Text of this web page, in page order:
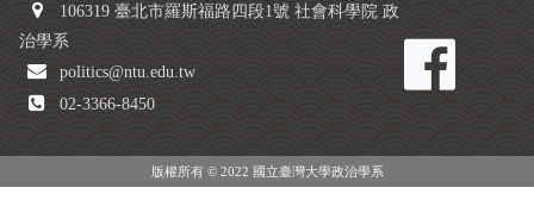
106319 臺北市羅斯福路四段1號 社會科學院 政
治學系
politics@ntu.edu.tw
02-3366-8450
版權所有 © 2022 國立臺灣大學政治學系